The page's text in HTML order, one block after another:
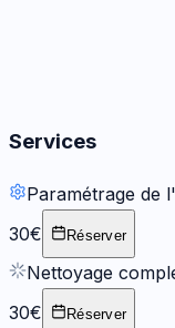
Services
Paramétrage de
30€
Réserver
Nettoyage
30€
Réserver